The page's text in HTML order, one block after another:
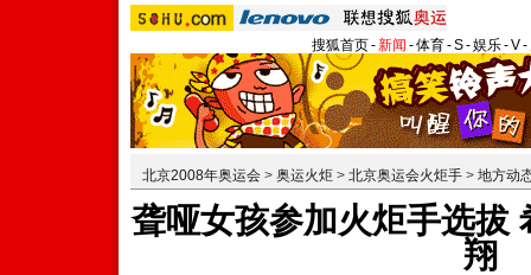
搜狐首页-新闻 -体育-S-娱乐-V-
北京2008年奥运会 > 奥运火炬 > 北京奥运会火炬手 > 地方动
聋哑女孩参加火炬手选拔
翔